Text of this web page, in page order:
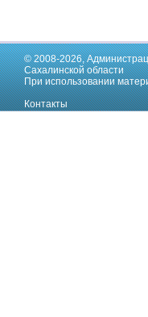
© 2008-2026,
Сахалинской области
При использовании
Контакты